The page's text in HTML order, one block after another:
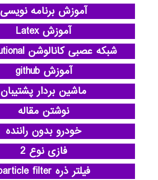
آموزش برنامه نویسی
آموزش Latex
شبکه عصبی کانالوشن Convolutional
آموزش github
ماشین بردار پشتیبان
نوشتن مقاله
خودرو بدون راننده
فازی نوع 2
فیلتر ذره particle filter